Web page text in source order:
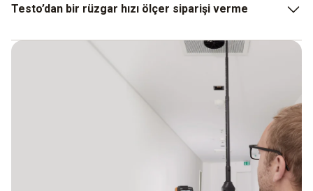
Testo’dan bir rüzgar hızı ölçer siparişi verme
Pervane anemometre hakkında her şeyi öğrendiyseniz ve
bu tip rüzgar hızı ölçüm cihazlarının sizin amaçlarınız için en
iyi çözüm olduğunda karar verdiyseniz, şimdi Testo’nun ürün
yelpazesindeki cihazları teker teker birbirleriyle
Kullanım ve özellikler, size sunulan ölçüm parametreleri ve
ölçüm seçenekleriyle birlikte, seçim yapma konusunda
önemli faktörlerdir. Az çaba ile etkin ölçümler yapmaya artık